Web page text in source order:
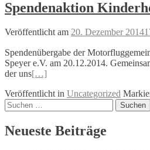
Spendenaktion
Veröffentlicht am 20. Dezember 2014
Spendenübergabe der
Speyer e.V. am 20.12.2014.
der uns[…]
Veröffentlicht in Uncategorized
Beitrags-
Suchen
nach:
Neueste Beiträge